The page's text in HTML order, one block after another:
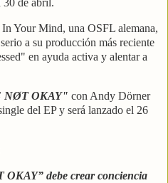
Your Mind, una OSFL alemana,
a su producción más reciente
en ayuda activa y alentar a
NØT OKAY" con Andy Dörner
del EP y será lanzado el 26
debe crear conciencia